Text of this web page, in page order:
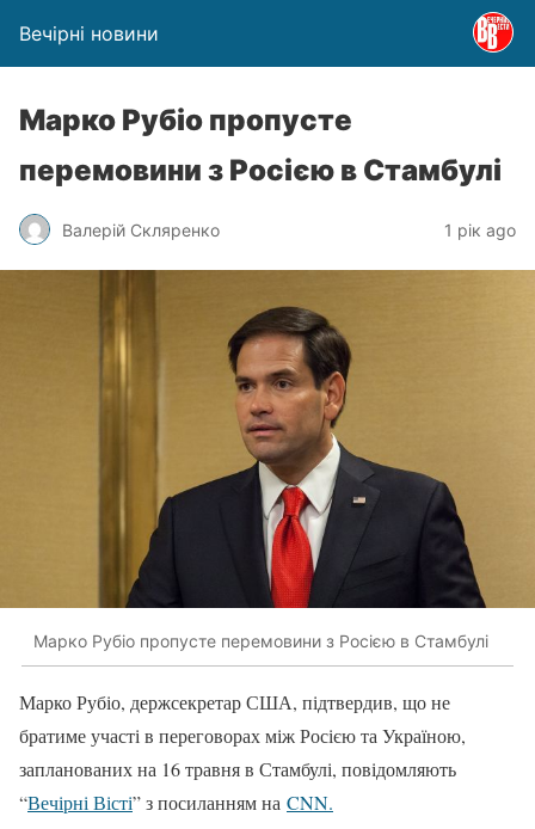
Вечірні новини
Марко Рубіо пропусте
перемовини з Росією в Стамбулі
Валерій Скляренко 1 рік ago
Марко Рубіо пропусте перемовини з Росією в Стамбулі
Марко Рубіо, держсекретар США, підтвердив, що не
братиме участі в переговорах між Росією та Україною,
запланованих на 16 травня в Стамбулі, повідомляють
“Вечірні Вісті” з посиланням на CNN.